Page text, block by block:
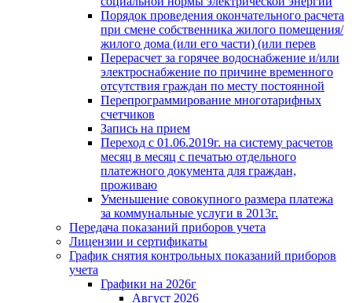
Порядок проведения окончательного расчета
при смене собственника жилого помещения/
жилого дома (или его части) (или перев
Перерасчет за горячее водоснабжение и/или
электроснабжение по причине временного
отсутствия граждан по месту постоянной
Перепрограммирование многотарифных
счетчиков
Запись на прием
Переход с 01.06.2019г. на систему расчетов
месяц в месяц с печатью отдельного
платежного документа для граждан,
проживаю
Уменьшение совокупного размера платежа
за коммунальные услуги в 2013г.
Передача показаний приборов учета
Лицензии и сертификаты
График снятия контрольных показаний приборов
учета
Графики на 2026г
Август 2026